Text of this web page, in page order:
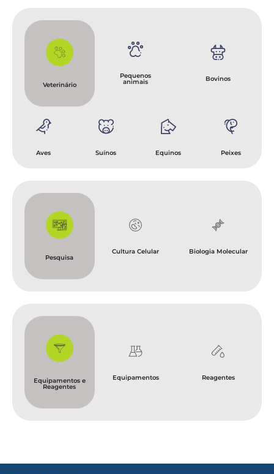
Veterinário
Pequenos
animais Bovinos
Aves Suínos Equinos Peixes
Pesquisa
Cultura Celular Biologia Molecular
Equipamentos e
Reagentes
Equipamentos Reagentes